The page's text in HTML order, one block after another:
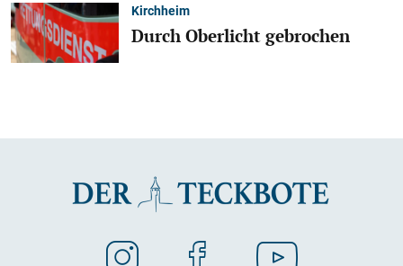
Kirchheim
Durch Oberlicht gebrochen